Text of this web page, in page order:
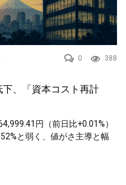
388
0
下、「資本コスト再計
円（前日比+0.01%）
と弱く、値がさ主導と幅